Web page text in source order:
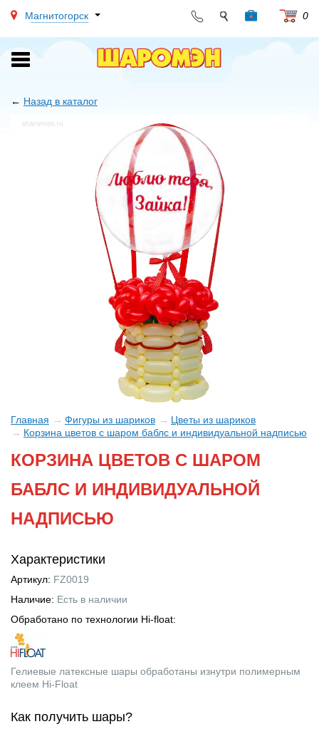
Магнитогорск 0
Toggle
navigation
← Назад в каталог
Главная Фигуры из шариков
Цветы из шариков
Корзина цветов с шаром баблс и индивидуальной надписью
КОРЗИНА ЦВЕТОВ С ШАРОМ
БАБЛС И ИНДИВИДУАЛЬНОЙ
НАДПИСЬЮ
Характеристики
Артикул: FZ0019
Наличие: Есть в наличии
Обработано по технологии Hi-float:
Гелиевые латексные шары обработаны изнутри полимерным
клеем Hi-Float
Как получить шары?